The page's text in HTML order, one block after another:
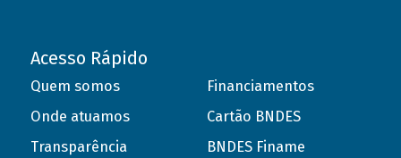
Acesso Rápido
Quem somos
Onde atuamos
Transparência
Financiamentos
Cartão BNDES
BNDES Finame